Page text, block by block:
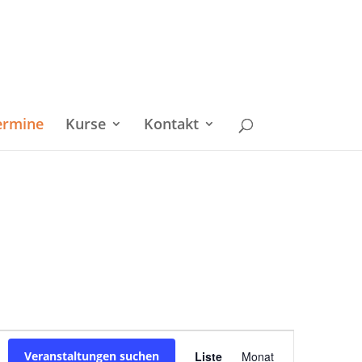
Kurse Kontakt
Veranstaltungen suchen Liste Monat